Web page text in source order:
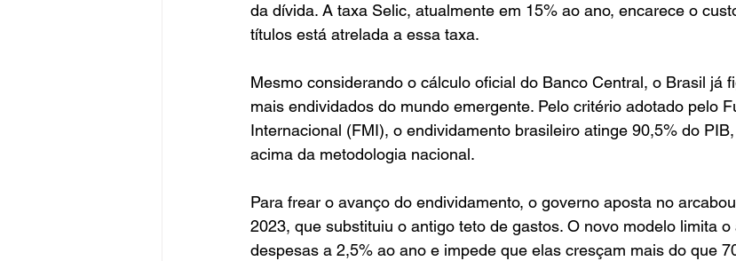
da dívida. A taxa Selic, atualmente em 15% ao ano, encarece o
títulos está atrelada a essa taxa.
Mesmo considerando o cálculo oficial do Banco Central, o Brasil já
mais endividados do mundo emergente. Pelo critério adotado pelo
Internacional (FMI), o endividamento brasileiro atinge 90,5% do
acima da metodologia nacional.
Para frear o avanço do endividamento, o governo aposta no
2023, que substituiu o antigo teto de gastos. O novo modelo limita
despesas a 2,5% ao ano e impede que elas cresçam mais do que